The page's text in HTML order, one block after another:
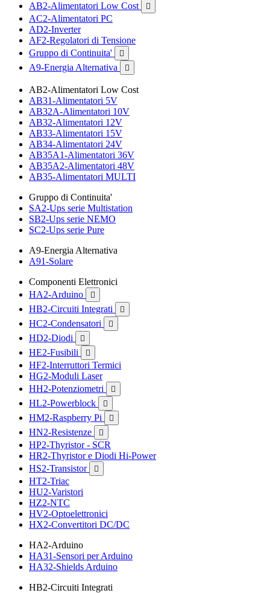
AB2-Alimentatori Low Cost

AC2-Alimentatori PC
AD2-Inverter
AF2-Regolatori di Tensione
Gruppo di Continuita'

A9-Energia Alternativa 
AB2-Alimentatori Low Cost
AB31-Alimentatori 5V
AB32A-Alimentatori 10V
AB32-Alimentatori 12V
AB33-Alimentatori 15V
AB34-Alimentatori 24V
AB35A1-Alimentatori 36V
AB35A2-Alimentatori 48V
AB35-Alimentatori MULTI
Gruppo di Continuita'
SA2-Ups serie Multistation
SB2-Ups serie NEMO
SC2-Ups serie Pure
A9-Energia Alternativa
A91-Solare
Componenti Elettronici
HA2-Arduino

HB2-Circuiti Integrati 
HC2-Condensatori 
HD2-Diodi 
HE2-Fusibili 
HF2-Interruttori Termici
HG2-Moduli Laser
HH2-Potenziometri

HL2-Powerblock 
HM2-Raspberry Pi 
HN2-Resistenze 
HP2-Thyristor - SCR
HR2-Thyristor e Diodi Hi-Power
HS2-Transistor

HT2-Triac
HU2-Varistori
HZ2-NTC
HV2-Optoelettronici
HX2-Convertitori DC/DC
HA2-Arduino
HA31-Sensori per Arduino
HA32-Shields Arduino
HB2-Circuiti Integrati